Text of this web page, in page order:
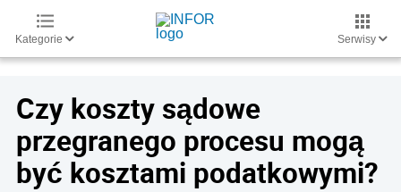
Kategorie Serwisy
Czy koszty sądowe
przegranego procesu mogą
być kosztami podatkowymi?